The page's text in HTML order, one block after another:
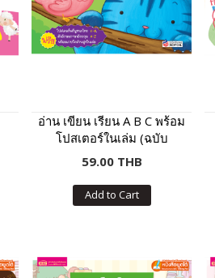
อ่าน เขียน เรียน A B C พร้อม
โปสเตอร์ในเล่ม (ฉบับ
ปรับปรุง)
59.00 THB
Add to Cart